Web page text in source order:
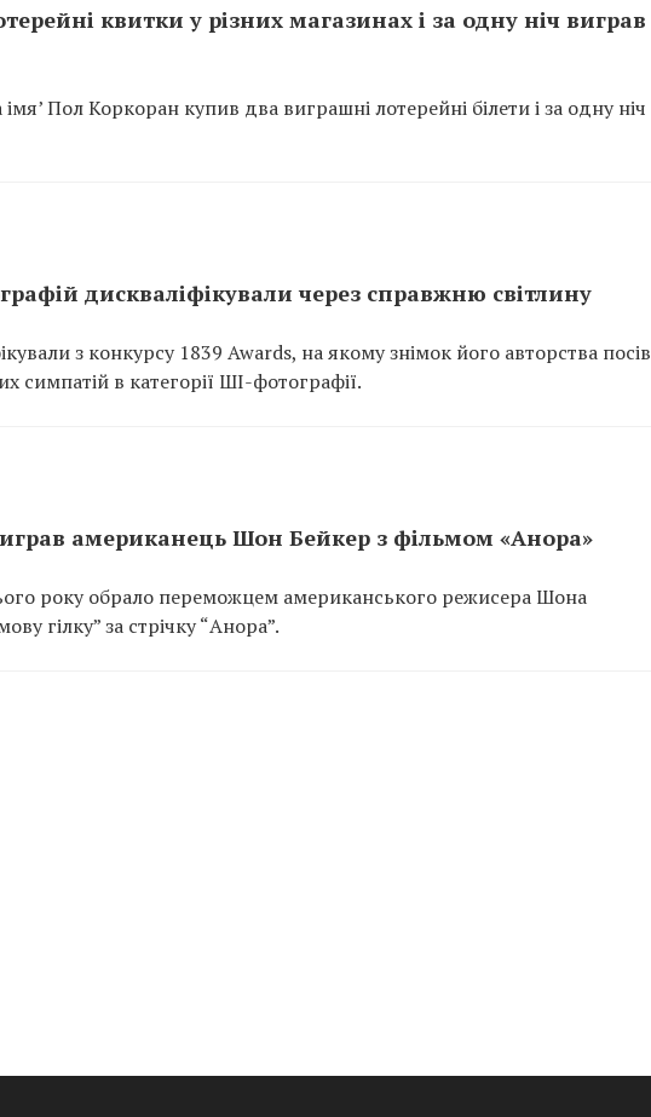
квитки у різних магазинах і за одну ніч виграв
Пол Коркоран купив два виграшні лотерейні білети і за одну ніч
дискваліфікували через справжню світлину
з конкурсу 1839 Awards, на якому знімок його авторства посів
симпатій в категорії ШІ-фотографії.
американець Шон Бейкер з фільмом «Анора»
року обрало переможцем американського режисера Шона
гілку” за стрічку “Анора”.